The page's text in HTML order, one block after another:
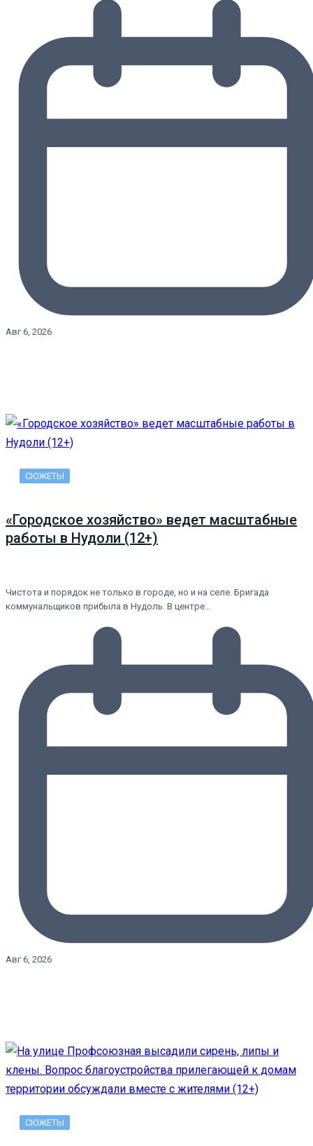
Авг 6, 2026
СЮЖЕТЫ
«Городское хозяйство» ведет масштабные
работы в Нудоли (12+)
Чистота и порядок не только в городе, но и на селе. Бригада
коммунальщиков прибыла в Нудоль. В центре…
Авг 6, 2026
СЮЖЕТЫ